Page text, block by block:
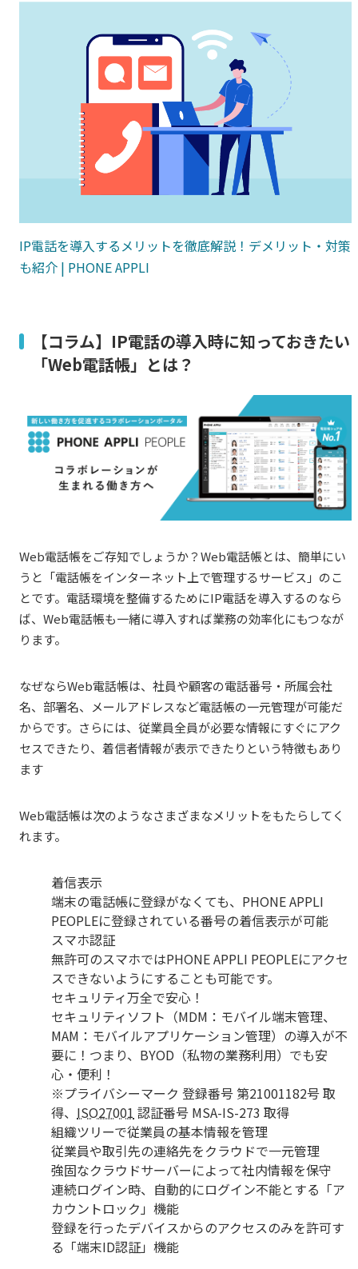
IP電話を導入するメリットを徹底解説！デメリット・対策
も紹介 | PHONE APPLI
【コラム】IP電話の導入時に知っておきたい
「Web電話帳」とは？
Web電話帳をご存知でしょうか？Web電話帳とは、簡単にい
うと「電話帳をインターネット上で管理するサービス」のこ
とです。電話環境を整備するためにIP電話を導入するのなら
ば、Web電話帳も一緒に導入すれば業務の効率化にもつなが
ります。
なぜならWeb電話帳は、社員や顧客の電話番号・所属会社
名、部署名、メールアドレスなど電話帳の一元管理が可能だ
からです。さらには、従業員全員が必要な情報にすぐにアク
セスできたり、着信者情報が表示できたりという特徴もあり
ます
Web電話帳は次のようなさまざまなメリットをもたらしてく
れます。
着信表示
端末の電話帳に登録がなくても、PHONEAPPLI
PEOPLEに登録されている番号の着信表示が可能
スマホ認証
無許可のスマホではPHONEAPPLI PEOPLEにアクセ
スできないようにすることも可能です。
セキュリティ万全で安心！
セキュリティソフト（MDM：モバイル端末管理、
MAM：モバイルアプリケーション管理）の導入が不
要に！つまり、BYOD（私物の業務利用）でも安
心・便利！
※プライバシーマーク 登録番号 第21001182号 取
得、 ISO27001 認証番号 MSA-IS-273 取得
組織ツリーで従業員の基本情報を管理
従業員や取引先の連絡先をクラウドで一元管理
強固なクラウドサーバーによって社内情報を保守
連続ログイン時、自動的にログイン不能とする「ア
カウントロック」機能
登録を行ったデバイスからのアクセスのみを許可す
る「端末ID認証」機能